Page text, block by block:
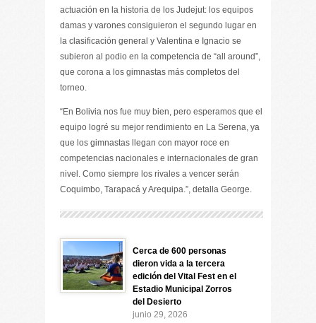
actuación en la historia de los Judejut: los equipos
damas y varones consiguieron el segundo lugar en
la clasificación general y Valentina e Ignacio se
subieron al podio en la competencia de “all around”,
que corona a los gimnastas más completos del
torneo.
“En Bolivia nos fue muy bien, pero esperamos que el
equipo logré su mejor rendimiento en La Serena, ya
que los gimnastas llegan con mayor roce en
competencias nacionales e internacionales de gran
nivel. Como siempre los rivales a vencer serán
Coquimbo, Tarapacá y Arequipa.”, detalla George.
Cerca de 600 personas
dieron vida a la tercera
edición del Vital Fest en el
Estadio Municipal Zorros
del Desierto
junio 29, 2026